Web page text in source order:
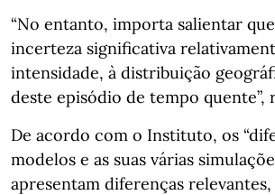
“No entanto, importa salientar
incerteza significativa
intensidade, à distribuição
deste episódio de tempo quente”,
De acordo com o Instituto, os
modelos e as suas várias
apresentam diferenças